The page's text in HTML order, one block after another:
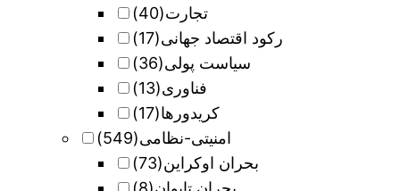
تجارت(40)
رکود اقتصاد جهانی(17)
سیاست پولی(36)
فناوری(13)
کریدورها(17)
امنیتی-نظامی(549)
بحران اوکراین(73)